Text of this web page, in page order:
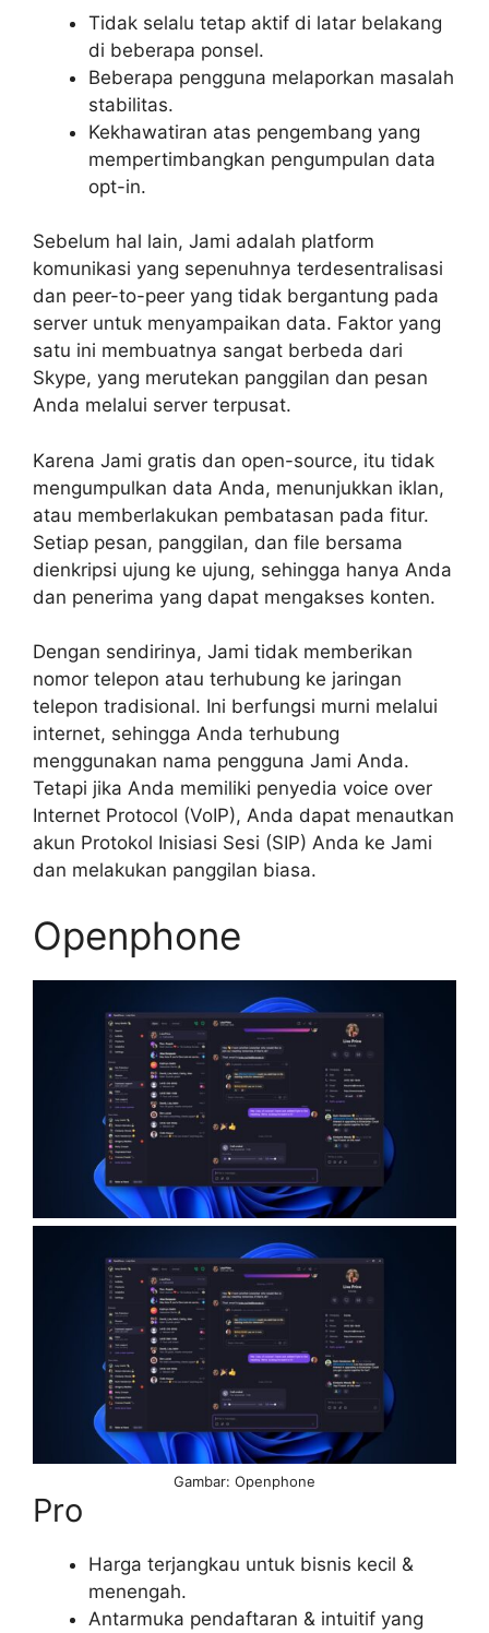
Tidak selalu tetap aktif di latar belakang
di beberapa ponsel.
Beberapa pengguna melaporkan masalah
stabilitas.
Kekhawatiran atas pengembang yang
mempertimbangkan pengumpulan data
opt-in.
Sebelum hal lain, Jami adalah platform
komunikasi yang sepenuhnya terdesentralisasi
dan peer-to-peer yang tidak bergantung pada
server untuk menyampaikan data. Faktor yang
satu ini membuatnya sangat berbeda dari
Skype, yang merutekan panggilan dan pesan
Anda melalui server terpusat.
Karena Jami gratis dan open-source, itu tidak
mengumpulkan data Anda, menunjukkan iklan,
atau memberlakukan pembatasan pada fitur.
Setiap pesan, panggilan, dan file bersama
dienkripsi ujung ke ujung, sehingga hanya Anda
dan penerima yang dapat mengakses konten.
Dengan sendirinya, Jami tidak memberikan
nomor telepon atau terhubung ke jaringan
telepon tradisional. Ini berfungsi murni melalui
internet, sehingga Anda terhubung
menggunakan nama pengguna Jami Anda.
Tetapi jika Anda memiliki penyedia voice over
Internet Protocol (VoIP), Anda dapat menautkan
akun Protokol Inisiasi Sesi (SIP) Anda ke Jami
dan melakukan panggilan biasa.
Openphone
Gambar: Openphone
Pro
Harga terjangkau untuk bisnis kecil &
menengah.
Antarmuka pendaftaran & intuitif yang